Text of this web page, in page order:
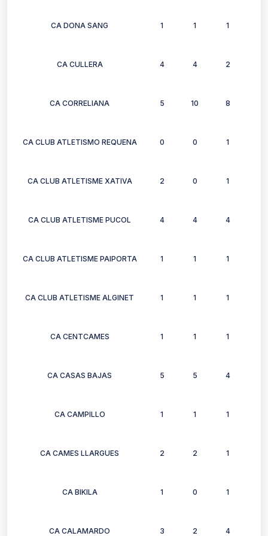
CA DONA SANG 1 1 1
CA CULLERA 4 4 2
CA CORRELIANA 5 10 8
CA CLUB ATLETISMO REQUENA 0 0 1
CA CLUB ATLETISME XATIVA 2 0 1
CA CLUB ATLETISME PUCOL 4 4 4
CA CLUB ATLETISME PAIPORTA 1 1 1
CA CLUB ATLETISME ALGINET 1 1 1
CA CENTCAMES 1 1 1
CA CASAS BAJAS 5 5 4
CA CAMPILLO 1 1 1
CA CAMES LLARGUES 2 2 1
CA BIKILA 1 0 1
CA CALAMARDO 3 2 4